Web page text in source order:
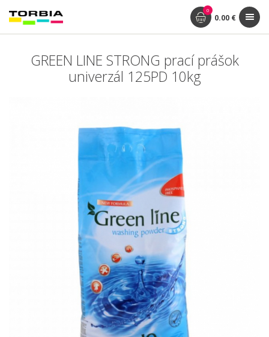
0
0.00 €
GREEN LINE STRONG prací prášok
univerzál 125PD 10kg